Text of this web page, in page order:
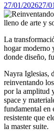
27/01/202627/
La
hogar moderno
donde diseño,
Nayra Iglesias,
reinventando
por la amplitud
space y
fundamental en
resistente que
la master suite.